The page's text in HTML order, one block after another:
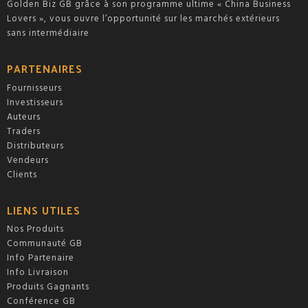
Golden Biz GB grâce à son programme ultime « China Business
Lovers », vous ouvre l’opportunité sur les marchés extérieurs
sans intermédiaire
PARTENAIRES
Fournisseurs
Investisseurs
Auteurs
Traders
Distributeurs
Vendeurs
Clients
LIENS UTILES
Nos Produits
Communauté GB
Info Partenaire
Info Livraison
Produits Gagnants
Conférence GB